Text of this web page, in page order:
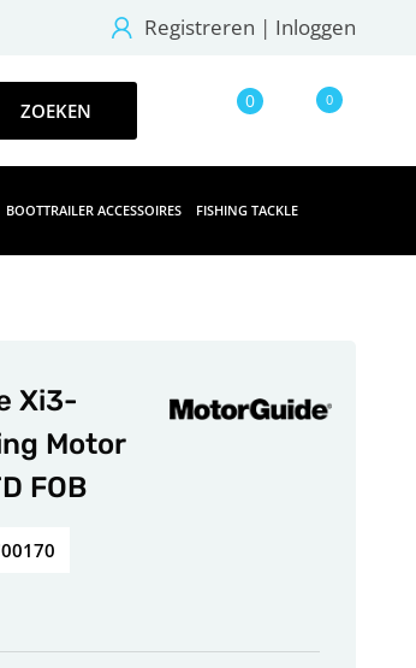
Registreren | Inloggen
0 0
BOOTTRAILER ACCESSOIRES FISHING TACKLE
Xi3-
Motor
FOB